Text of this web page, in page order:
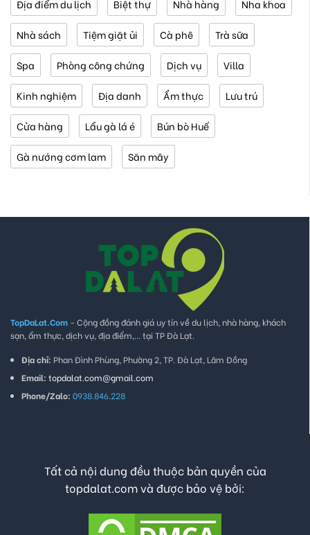
Địa điểm du lịch Biệt thự Nhà hàng Nha khoa
Nhà sách Tiệm giặt ủi Cà phê Trà sữa
Spa Phòng công chứng Dịch vụ Villa
Kinh nghiệm Địa danh Ẩm thực Lưu trú
Cửa hàng Lẩu gà lá é Bún bò Huế
Gà nướng cơm lam Săn mây
TopDaLat.Com - Cộng đồng đánh giá uy tín về du lịch, nhà hàng, khách
sạn, ẩm thực, dịch vụ, địa điểm,... tại TP Đà Lạt.
Địa chỉ: Phan Đình Phùng, Phường 2, TP. Đà Lạt, Lâm Đồng
Email: topdalat.com@gmail.com
Phone/Zalo: 0938.846.228
Tất cả nội dung đều thuộc bản quyền của
topdalat.com và được bảo vệ bởi: